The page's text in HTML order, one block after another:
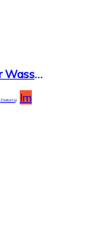
CIVO Herren Uhren Manner Wasserdicht Schwarz Leder Armbanduhr Mann Dünne Mode Luxus Coole Minimalistische Business Analoge Quarzuhren für Herren Jungen
Details)
Im